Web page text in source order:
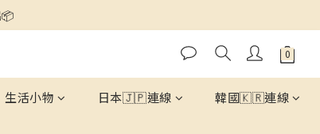
生活小物 日本🇯🇵連線 韓國🇰🇷連線